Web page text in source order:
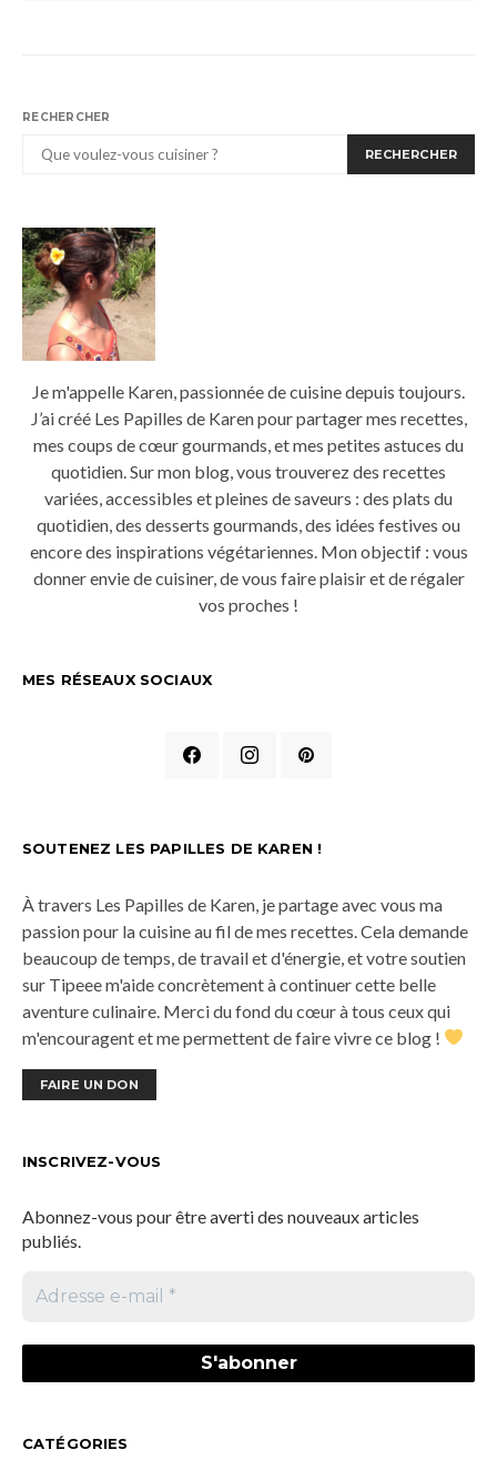
RECHERCHER
RECHERCHER
Je m'appelle Karen, passionnée de cuisine depuis toujours.
J’ai créé Les Papilles de Karen pour partager mes recettes,
mes coups de cœur gourmands, et mes petites astuces du
quotidien. Sur mon blog, vous trouverez des recettes
variées, accessibles et pleines de saveurs : des plats du
quotidien, des desserts gourmands, des idées festives ou
encore des inspirations végétariennes. Mon objectif : vous
donner envie de cuisiner, de vous faire plaisir et de régaler
vos proches !
MES RÉSEAUX SOCIAUX
SOUTENEZ LES PAPILLES DE KAREN !
À travers Les Papilles de Karen, je partage avec vous ma
passion pour la cuisine au fil de mes recettes. Cela demande
beaucoup de temps, de travail et d'énergie, et votre soutien
sur Tipeee m'aide concrètement à continuer cette belle
aventure culinaire. Merci du fond du cœur à tous ceux qui
m'encouragent et me permettent de faire vivre ce blog !
FAIRE UN DON
INSCRIVEZ-VOUS
Abonnez-vous pour être averti des nouveaux articles
publiés.
CATÉGORIES